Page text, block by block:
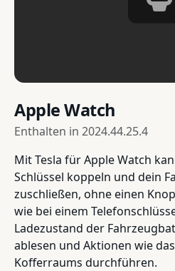
Apple Watch
Enthalten in 2024.44.25.4
Mit Tesla für Apple Watch
Schlüssel koppeln und dein
zuschließen, ohne einen
wie bei einem
Ladezustand der
ablesen und Aktionen wie
Kofferraums durchführen.